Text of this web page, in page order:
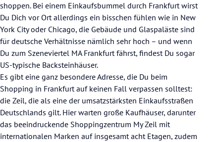
shoppen. Bei einem Einkaufsbummel durch Frankfurt wirst
Du Dich vor Ort allerdings ein bisschen fühlen wie in New
York City oder Chicago, die Gebäude und Glaspaläste sind
für deutsche Verhältnisse nämlich sehr hoch – und wenn
Du zum Szeneviertel MA Frankfurt fährst, findest Du sogar
US-typische Backsteinhäuser.
Es gibt eine ganz besondere Adresse, die Du beim
Shopping in Frankfurt auf keinen Fall verpassen solltest:
die Zeil, die als eine der umsatzstärksten Einkaufsstraßen
Deutschlands gilt. Hier warten große Kaufhäuser, darunter
das beeindruckende Shoppingzentrum My Zeil mit
internationalen Marken auf insgesamt acht Etagen, zudem